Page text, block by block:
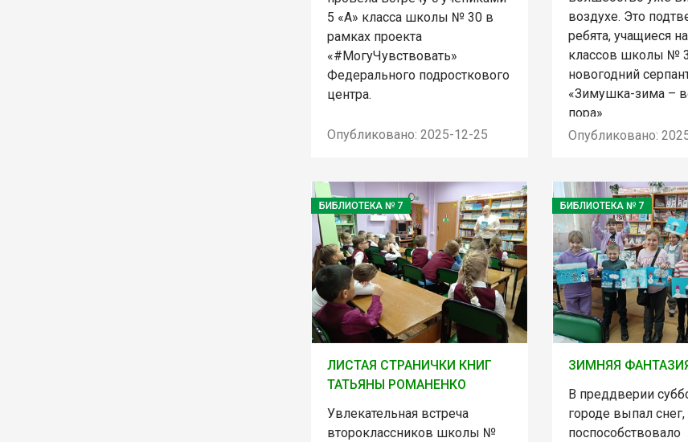
5 «А» класса школы № 30 в
рамках проекта
«#МогуЧувствовать»
Федерального подросткового
центра.
Опубликовано: 2025-12-25
воздухе. Это
ребята, учащиеся
классов школы №
новогодний
«Зимушка-зима –
пора».
Опубликовано:
БИБЛИОТЕКА № 7
ЛИСТАЯ СТРАНИЧКИ КНИГ
ТАТЬЯНЫ РОМАНЕНКО
Увлекательная встреча
второклассников школы №
БИБЛИОТЕКА № 7
ЗИМНЯЯ
В преддверии
городе выпал снег,
поспособствовало